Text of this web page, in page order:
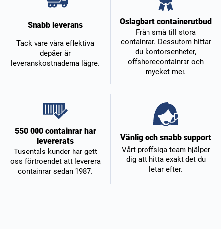
Snabb leverans
Tack vare våra effektiva
depåer är
leveranskostnaderna lägre.
Oslagbart containerutbud
Från små till stora
containrar. Dessutom hittar
du kontorsenheter,
offshorecontainrar och
mycket mer.
550 000 containrar har
levererats
Tusentals kunder har gett
oss förtroendet att leverera
containrar sedan 1987.
Vänlig och snabb support
Vårt proffsiga team hjälper
dig att hitta exakt det du
letar efter.